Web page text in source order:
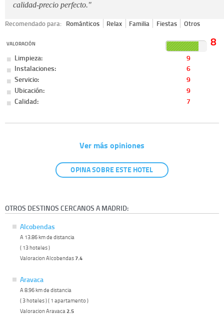
calidad-precio perfecto."
Recomendado para: Románticos Relax Familia Fiestas Otros
VALORACIÓN 8
Limpieza:
9
Instalaciones:
6
Servicio:
9
Ubicación:
9
Calidad:
7
Ver más opiniones
OPINA SOBRE ESTE HOTEL
OTROS DESTINOS CERCANOS A MADRID:
Alcobendas
A 13.86 km de distancia
( 13 hoteles )
Valoracion Alcobendas7.4
Aravaca
A 8.96 km de distancia
( 3 hoteles ) ( 1 apartamento )
Valoracion Aravaca 2.5